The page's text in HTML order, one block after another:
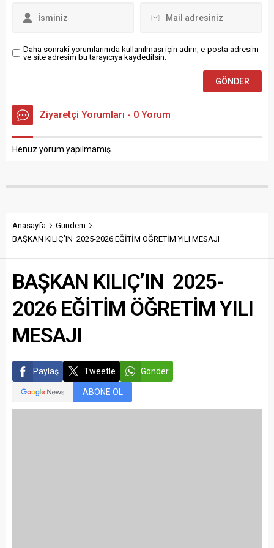
Daha sonraki yorumlarımda kullanılması için adım, e-posta adresim
ve site adresim bu tarayıcıya kaydedilsin.
Ziyaretçi Yorumları - 0 Yorum
Henüz yorum yapılmamış.
Anasayfa
Gündem
BAŞKAN KILIÇ’IN 2025-2026 EĞİTİM ÖĞRETİM YILI MESAJI
BAŞKAN KILIÇ’IN 2025-
2026 EĞİTİM ÖĞRETİM YILI
MESAJI
Paylaş Tweetle Gönder
ABONE OL